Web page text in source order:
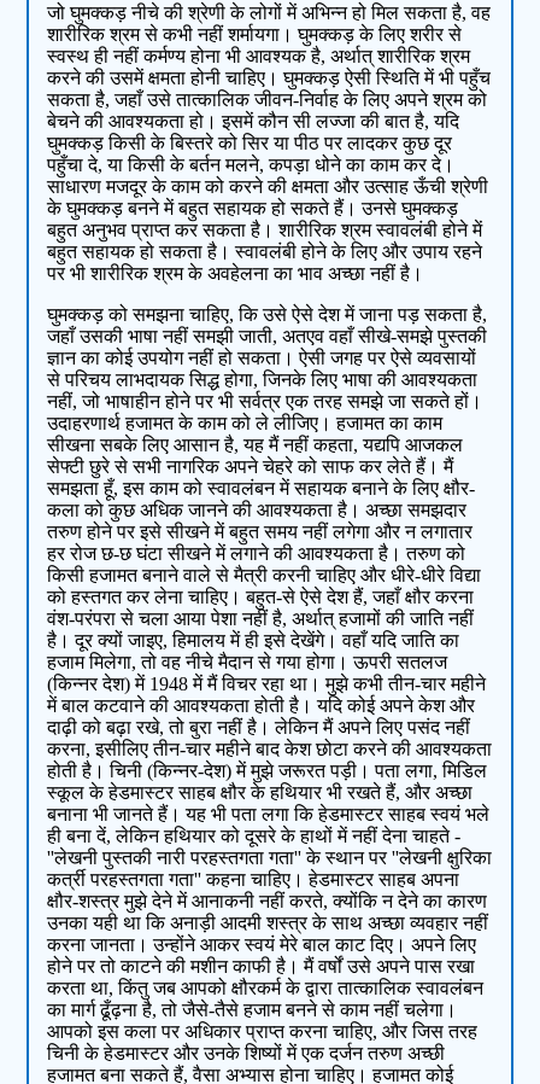
जो घुमक्कड़ नीचे की श्रेणी के लोगों में अभिन्‍न हो मिल सकता है, वह
शारीरिक श्रम से कभी नहीं शर्मायगा। घुमक्कड़ के लिए शरीर से
स्वस्‍थ ही नहीं कर्मण्य होना भी आवश्‍यक है, अर्थात् शारीरिक श्रम
करने की उसमें क्षमता होनी चाहिए। घुमक्कड़ ऐसी स्थिति में भी पहुँच
सकता है, जहाँ उसे तात्‍कालिक जीवन-निर्वाह के लिए अपने श्रम को
बेचने की आवश्‍यकता हो। इसमें कौन सी लज्‍जा की बात है, यदि
घुमक्कड़ किसी के बिस्‍तरे को सिर या पीठ पर लादकर कुछ दूर
पहुँचा दे, या किसी के बर्तन मलने, कपड़ा धोने का काम कर दे।
साधारण मजदूर के काम को करने की क्षमता और उत्‍साह ऊँची श्रेणी
के घुमक्कड़ बनने में बहुत सहायक हो सकते हैं। उनसे घुमक्कड़
बहुत अनुभव प्राप्‍त कर सकता है। शारीरिक श्रम स्वावलंबी होने में
बहुत सहायक हो सकता है। स्वावलंबी होने के लिए और उपाय रहने
पर भी शारीरिक श्रम के अवहेलना का भाव अच्छा नहीं है।
घुमक्कड़ को समझना चाहिए, कि उसे ऐसे देश में जाना पड़ सकता है,
जहाँ उसकी भाषा नहीं समझी जाती, अतएव वहाँ सीखे-समझे पुस्‍तकी
ज्ञान का कोई उपयोग नहीं हो सकता। ऐसी जगह पर ऐसे व्‍यवसायों
से परिचय लाभदायक सिद्ध होगा, जिनके लिए भाषा की आवश्‍यकता
नहीं, जो भाषाहीन होने पर भी सर्वत्र एक तरह समझे जा सकते हों।
उदाहरणार्थ हजामत के काम को ले लीजिए। हजामत का काम
सीखना सबके लिए आसान है, यह मैं नहीं कहता, यद्यपि आजकल
सेफ्टी छुरे से सभी नागरिक अपने चेहरे को साफ कर लेते हैं। मैं
समझता हूँ, इस काम को स्वावलंबन में सहायक बनाने के लिए क्षौर-
कला को कुछ अधिक जानने की आवश्‍यकता है। अच्छा समझदार
तरुण होने पर इसे सीखने में बहुत समय नहीं लगेगा और न लगातार
हर रोज छ-छ घंटा सीखने में लगाने की आवश्‍यकता है। तरुण को
किसी हजामत बनाने वाले से मैत्री करनी चाहिए और धीरे-धीरे विद्या
को हस्‍तगत कर लेना चाहिए। बहुत-से ऐसे देश हैं, जहाँ क्षौर करना
वंश-परंपरा से चला आया पेशा नहीं है, अर्थात् हजामों की जाति नहीं
है। दूर क्‍यों जाइए, हिमालय में ही इसे देखेंगे। वहाँ यदि जाति का
हजाम मिलेगा, तो वह नीचे मैदान से गया होगा। ऊपरी सतलज
(किन्‍नर देश) में 1948 में मैं विचर रहा था। मुझे कभी तीन-चार महीने
में बाल कटवाने की आवश्‍यकता होती है। यदि कोई अपने केश और
दाढ़ी को बढ़ा रखे, तो बुरा नहीं है। लेकिन मैं अपने लिए पसंद नहीं
करना, इसीलिए तीन-चार महीने बाद केश छोटा करने की आवश्‍यकता
होती है। चिनी (किन्‍नर-देश) में मुझे जरूरत पड़ी। पता लगा, मिडिल
स्‍कूल के हेडमास्‍टर साहब क्षौर के हथियार भी रखते हैं, और अच्छा
बनाना भी जानते हैं। यह भी पता लगा कि हेडमास्‍टर साहब स्वयं भले
ही बना दें, लेकिन हथियार को दूसरे के हाथों में नहीं देना चाहते -
''लेखनी पुस्‍तकी नारी परहस्‍तगता गता'' के स्‍थान पर ''लेखनी क्षुरिका
कर्त्री परहस्‍तगता गता'' कहना चाहिए। हेडमास्‍टर साहब अपना
क्षौर-शस्‍त्र मुझे देने में आनाकनी नहीं करते, क्‍योंकि न देने का कारण
उनका यही था कि अनाड़ी आदमी शस्‍त्र के साथ अच्छा व्‍यवहार नहीं
करना जानता। उन्‍होंने आकर स्वयं मेरे बाल काट दिए। अपने लिए
होने पर तो काटने की मशीन काफी है। मैं वर्षों उसे अपने पास रखा
करता था, किंतु जब आपको क्षौरकर्म के द्वारा तात्‍कालिक स्वावलंबन
का मार्ग ढूँढ़ना है, तो जैसे-तैसे हजाम बनने से काम नहीं चलेगा।
आपको इस कला पर अधिकार प्राप्‍त करना चाहिए, और जिस तरह
चिनी के हेडमास्‍टर और उनके शिष्‍यों में एक दर्जन तरुण अच्छी
हजामत बना सकते हैं, वैसा अभ्‍यास होना चाहिए। हजामत कोई